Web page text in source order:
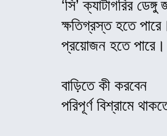
‘সি’ ক্যাটাগরির
ক্ষতিগ্রস্ত হতে
প্রয়োজন হতে পারে।
বাড়িতে কী করবেন
পরিপূর্ণ বিশ্রামে